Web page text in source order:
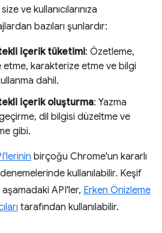
ve kullanıcılarınıza
bazıları şunlardır:
içerik tüketimi: Özetleme,
karakterize etme ve bilgi
dahil.
içerik oluşturma: Yazma
dil bilgisi düzeltme ve
gibi.
birçoğu Chrome'un kararlı
kullanılabilir. Keşif
API'ler, Erken Önizleme
tarafından kullanılabilir.